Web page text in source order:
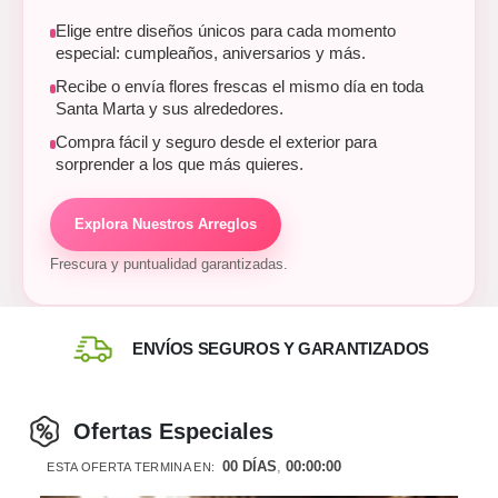
Elige entre diseños únicos para cada momento
especial: cumpleaños, aniversarios y más.
Recibe o envía flores frescas el mismo día en toda
Santa Marta y sus alrededores.
Compra fácil y seguro desde el exterior para
sorprender a los que más quieres.
Explora Nuestros Arreglos
Frescura y puntualidad garantizadas.
ENVÍOS SEGUROS Y GARANTIZADOS
Ofertas Especiales
ESTA OFERTA TERMINA EN: 00 DÍAS 00:00:00